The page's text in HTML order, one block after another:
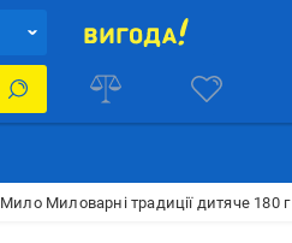
Мило Миловарні традиції дитяче 180 г